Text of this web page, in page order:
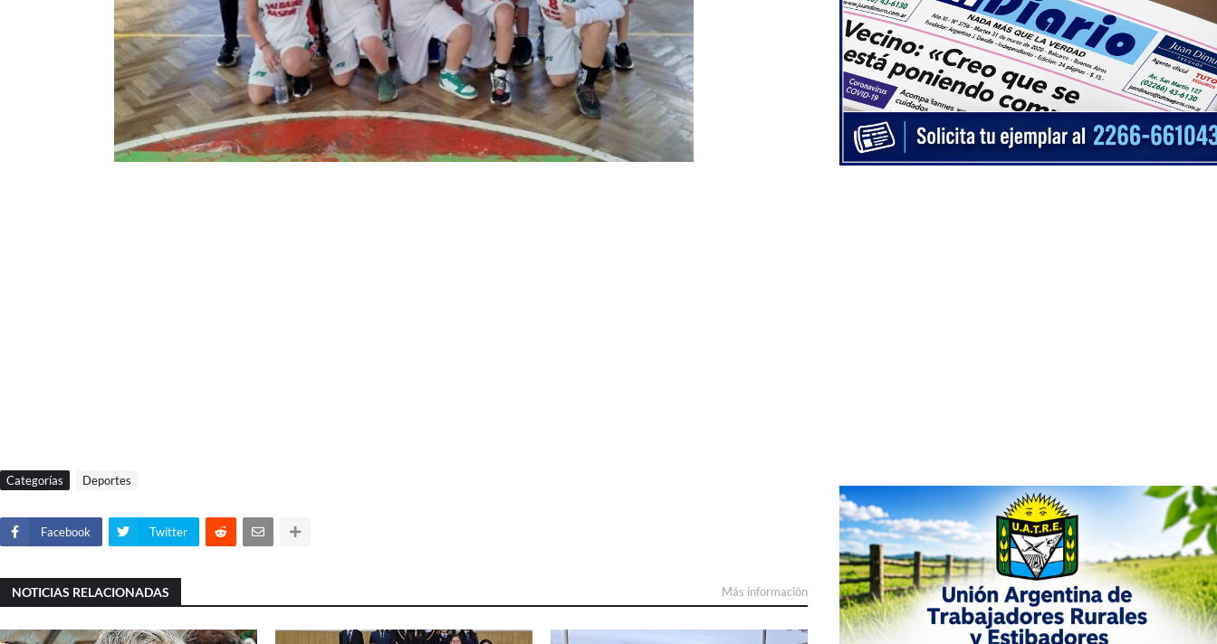
Categorías Deportes
Facebook Twitter
NOTICIAS RELACIONADAS Más información